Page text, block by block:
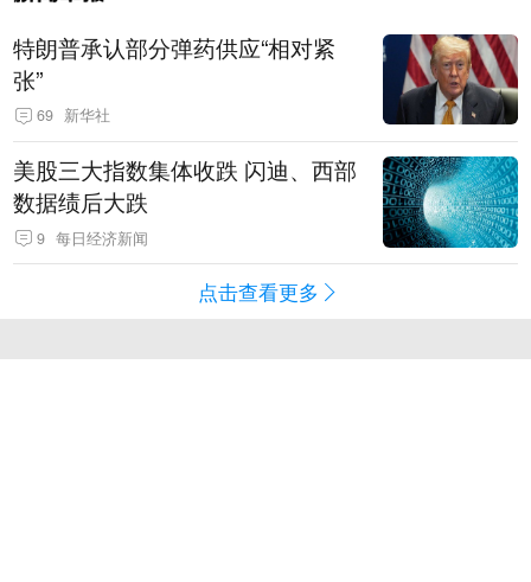
特朗普承认部分弹药供应“相对紧
张”
69 新华社
美股三大指数集体收跌 闪迪、西部
数据绩后大跌
9 每日经济新闻
点击查看更多